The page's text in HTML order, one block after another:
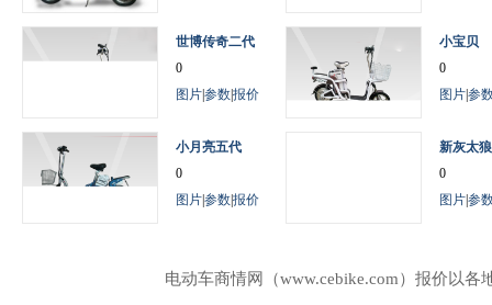
世博传奇二代
0
图片参数报价
小宝贝
0
图片参
小月亮五代
0
图片参数报价
新灰太狼
0
图片参
电动车商情网（www.cebike.com）报价以